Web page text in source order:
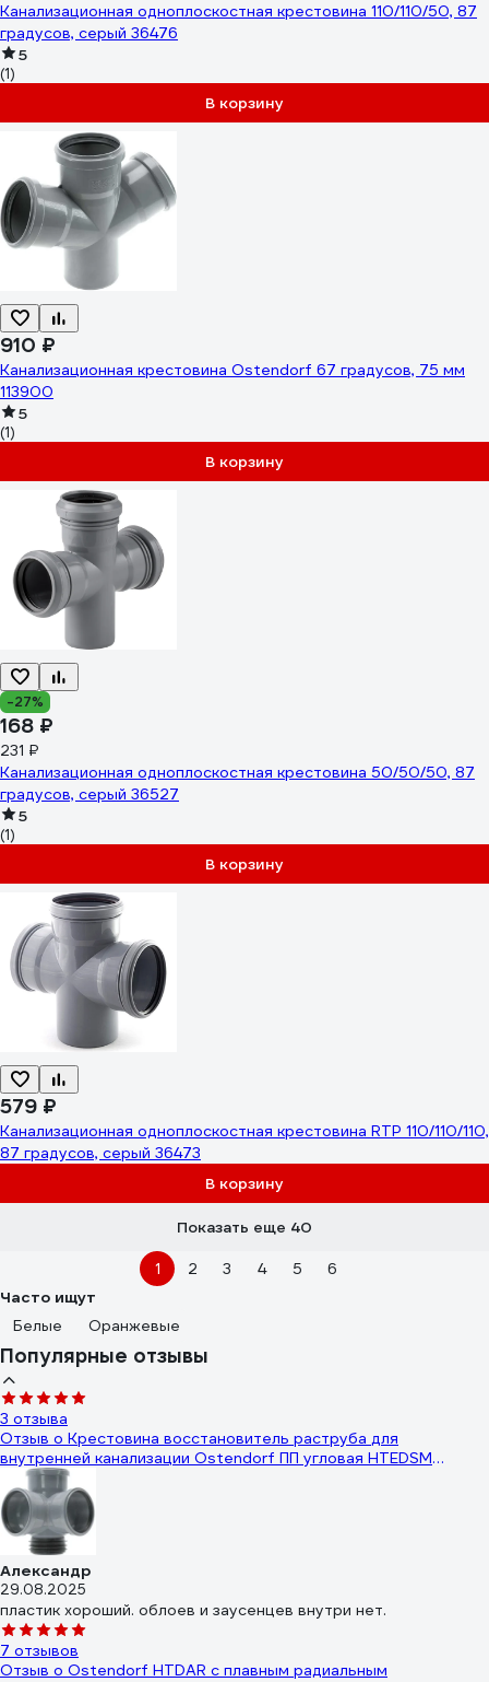
Канализационная одноплоскостная крестовина 110/110/50, 87
градусов, серый 36476
5
(1)
В корзину
910 ₽
Канализационная крестовина Ostendorf 67 градусов, 75 мм
113900
5
(1)
В корзину
-27%
168 ₽
231 ₽
Канализационная одноплоскостная крестовина 50/50/50, 87
градусов, серый 36527
5
(1)
В корзину
579 ₽
Канализационная одноплоскостная крестовина RTP 110/110/110,
87 градусов, серый 36473
В корзину
Показать еще 40
1 2 3 4 5
6
Часто ищут
Белые
Оранжевые
Популярные отзывы
3 отзыва
Отзыв о Крестовина восстановитель раструба для
внутренней канализации Ostendorf ПП угловая HTEDSM
110/110/110x87 115945
Александр
29.08.2025
пластик хороший. облоев и заусенцев внутри нет.
7 отзывов
Отзыв о Ostendorf HTDAR с плавным радиальным